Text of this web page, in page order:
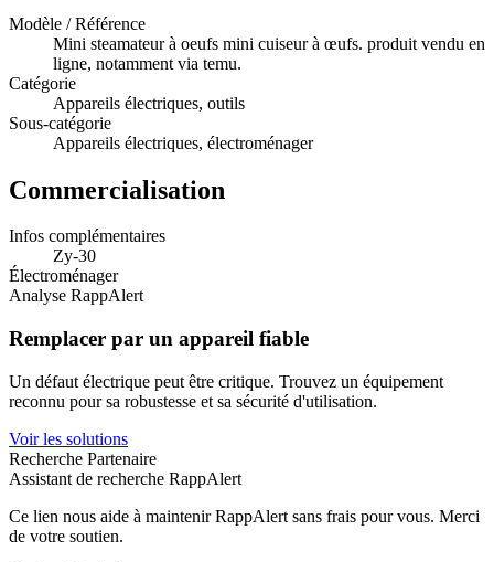
Modèle / Référence
Mini steamateur à oeufs mini cuiseur à œufs. produit vendu en
ligne, notamment via temu.
Catégorie
Appareils électriques, outils
Sous-catégorie
Appareils électriques, électroménager
Commercialisation
Infos complémentaires
Zy-30
Électroménager
Analyse RappAlert
Remplacer par un appareil fiable
Un défaut électrique peut être critique. Trouvez un équipement
reconnu pour sa robustesse et sa sécurité d'utilisation.
Voir les solutions
Recherche Partenaire
Assistant de recherche RappAlert
Ce lien nous aide à maintenir RappAlert sans frais pour vous. Merci
de votre soutien.